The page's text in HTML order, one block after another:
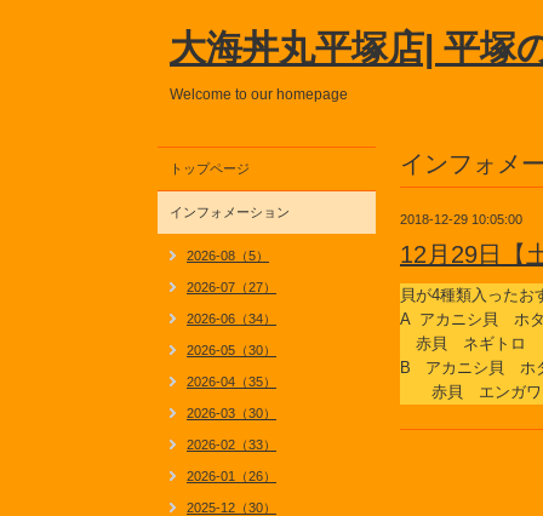
大海丼丸平塚店| 平塚
Welcome to our homepage
インフォメ
2018-12-29 10:05:00
12月29日【
貝が4種類入ったお
A アカニシ貝
赤貝 ネギトロ
B アカニシ貝
赤貝 エンガワ
トップページ
インフォメーション
2026-08（5）
2026-07（27）
2026-06（34）
2026-05（30）
2026-04（35）
2026-03（30）
2026-02（33）
2026-01（26）
2025-12（30）